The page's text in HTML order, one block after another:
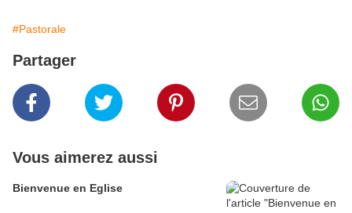
#Pastorale
Partager
Vous aimerez aussi
Bienvenue en Eglise